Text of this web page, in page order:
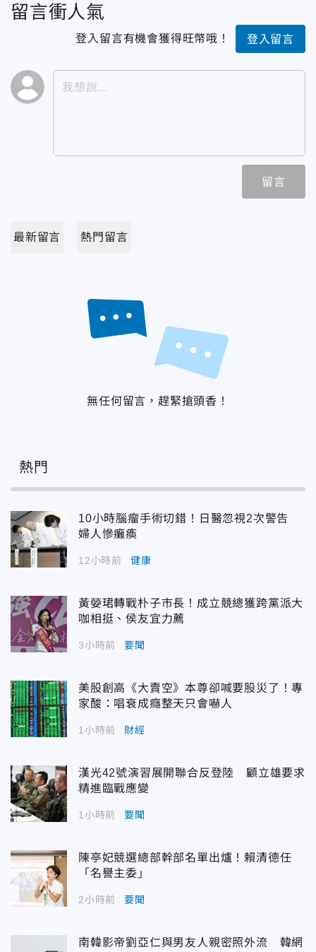
留言衝人氣
登入留言有機會獲得旺幣哦！ 登入留言
留言
最新留言 熱門留言
無任何留言，趕緊搶頭香！
熱門
10小時腦瘤手術切錯！日醫忽視2次警告
婦人慘癱瘓
12小時前 健康
黃嫈珺轉戰朴子市長！成立競總獲跨黨派大
咖相挺、侯友宜力薦
3小時前 要聞
美股創高《大賣空》本尊卻喊要股災了！專
家酸：唱衰成癮整天只會嚇人
1小時前 財經
漢光42號演習展開聯合反登陸 顧立雄要求
精進臨戰應變
1小時前 要聞
陳亭妃競選總部幹部名單出爐！賴清德任
「名譽主委」
2小時前 要聞
南韓影帝劉亞仁與男友人親密照外流 韓網